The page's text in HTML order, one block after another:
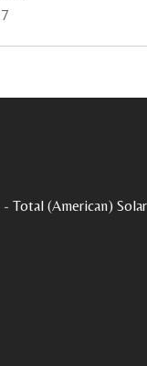
- Total (American)